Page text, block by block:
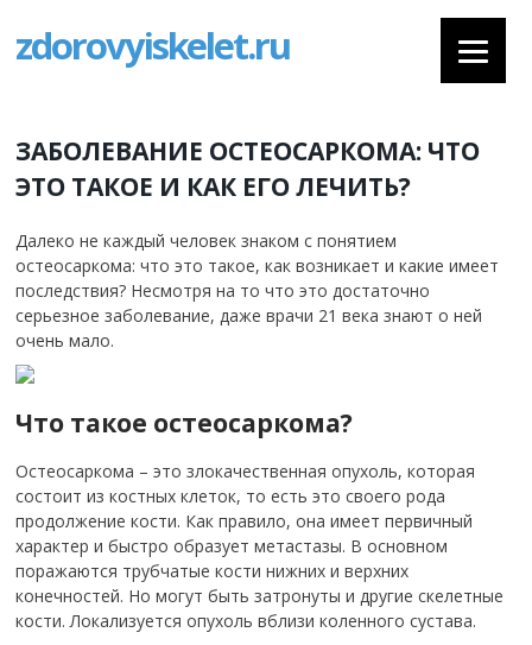
zdorovyiskelet.ru
ЗАБОЛЕВАНИЕ ОСТЕОСАРКОМА: ЧТО
ЭТО ТАКОЕ И КАК ЕГО ЛЕЧИТЬ?
Далеко не каждый человек знаком с понятием
остеосаркома: что это такое, как возникает и какие имеет
последствия? Несмотря на то что это достаточно
серьезное заболевание, даже врачи 21 века знают о ней
очень мало.
Что такое остеосаркома?
Остеосаркома – это злокачественная опухоль, которая
состоит из костных клеток, то есть это своего рода
продолжение кости. Как правило, она имеет первичный
характер и быстро образует метастазы. В основном
поражаются трубчатые кости нижних и верхних
конечностей. Но могут быть затронуты и другие скелетные
кости. Локализуется опухоль вблизи коленного сустава.